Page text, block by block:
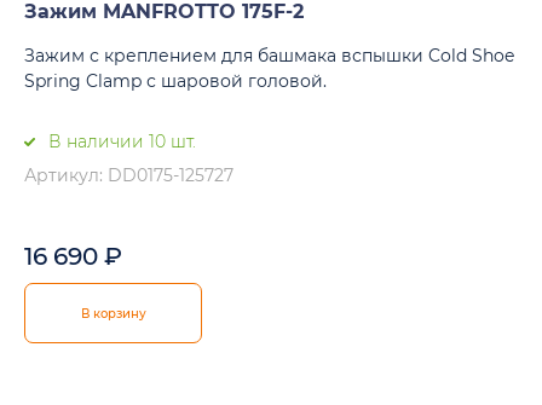
Зажим MANFROTTO 175F-2
Зажим с креплением для башмака вспышки Cold Shoe
Spring Clamp с шаровой головой.
В наличии 10 шт.
Артикул: DD0175-125727
16 690 ₽
В корзину